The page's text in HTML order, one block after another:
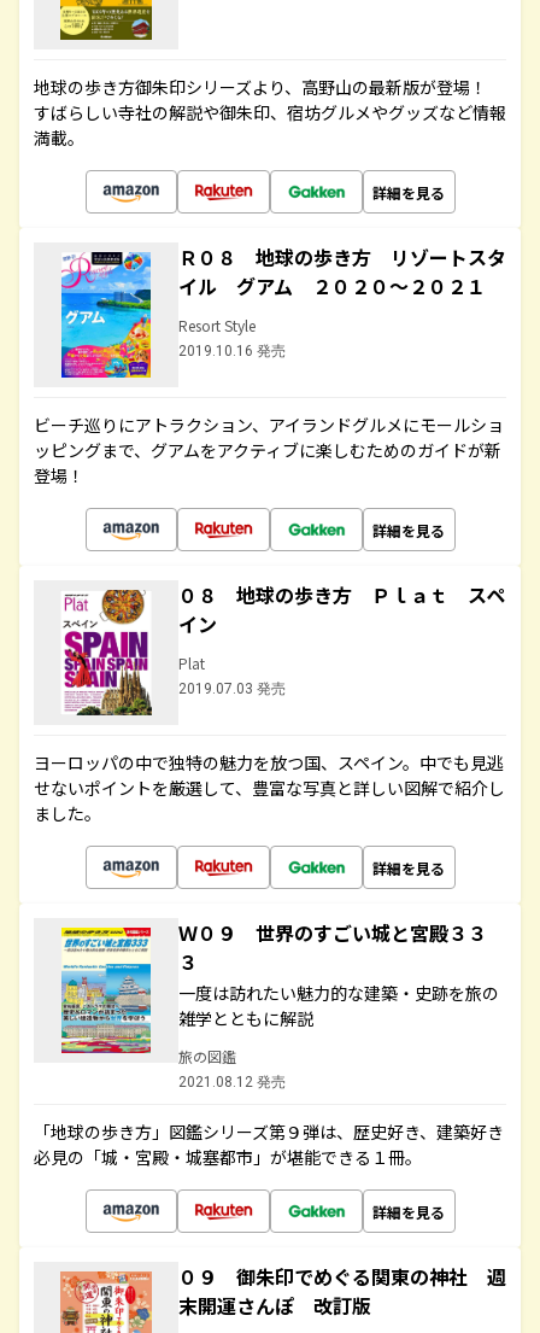
地球の歩き方御朱印シリーズより、高野山の最新版が登場！
すばらしい寺社の解説や御朱印、宿坊グルメやグッズなど情報
満載。
詳細を見る
Ｒ０８ 地球の歩き方 リゾートスタ
イル グアム ２０２０～２０２１
Resort Style
2019.10.16 発売
ビーチ巡りにアトラクション、アイランドグルメにモールショ
ッピングまで、グアムをアクティブに楽しむためのガイドが新
登場！
詳細を見る
０８ 地球の歩き方 Ｐｌａｔ スペ
イン
Plat
2019.07.03 発売
ヨーロッパの中で独特の魅力を放つ国、スペイン。中でも見逃
せないポイントを厳選して、豊富な写真と詳しい図解で紹介し
ました。
詳細を見る
Ｗ０９ 世界のすごい城と宮殿３３
３
一度は訪れたい魅力的な建築・史跡を旅の
雑学とともに解説
旅の図鑑
2021.08.12 発売
「地球の歩き方」図鑑シリーズ第９弾は、歴史好き、建築好き
必見の「城・宮殿・城塞都市」が堪能できる１冊。
詳細を見る
０９ 御朱印でめぐる関東の神社 週
末開運さんぽ 改訂版